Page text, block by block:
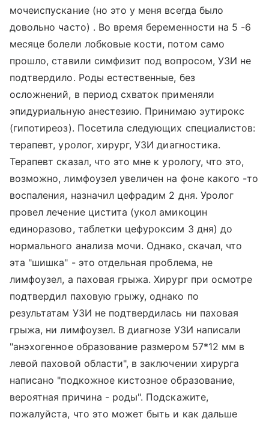
мочеиспускание (но это у меня всегда было
довольно часто) . Во время беременности на 5 -6
месяце болели лобковые кости, потом само
прошло, ставили симфизит под вопросом, УЗИ не
подтвердило. Роды естественные, без
осложнений, в период схваток применяли
эпидуриальную анестезию. Принимаю эутирокс
(гипотиреоз). Посетила следующих специалистов:
терапевт, уролог, хирург, УЗИ диагностика.
Терапевт сказал, что это мне к урологу, что это,
возможно, лимфоузел увеличен на фоне какого -то
воспаления, назначил цефрадим 2 дня. Уролог
провел лечение цистита (укол амикоцин
единоразово, таблетки цефуроксим 3 дня) до
нормального анализа мочи. Однако, скачал, что
эта "шишка" - это отдельная проблема, не
лимфоузел, а паховая грыжа. Хирург при осмотре
подтвердил паховую грыжу, однако по
результатам УЗИ не подтвердилась ни паховая
грыжа, ни лимфоузел. В диагнозе УЗИ написали
"анэхогенное образование размером 57*12 мм в
левой паховой области", в заключении хирурга
написано "подкожное кистозное образование,
вероятная причина - роды". Подскажите,
пожалуйста, что это может быть и как дальше